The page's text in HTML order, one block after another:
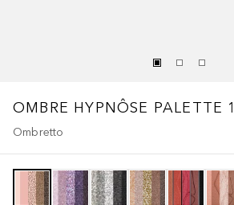
OMBRE HYPNÔSE PALETTE
Ombretto